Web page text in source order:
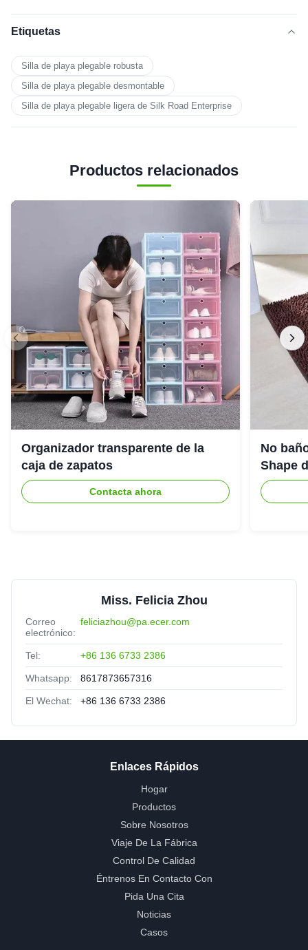
Etiquetas
Silla de playa plegable robusta
Silla de playa plegable desmontable
Silla de playa plegable ligera de Silk Road Enterprise
Productos relacionados
Organizador transparente de la
caja de zapatos
Contacta ahora
No
Shape
Miss. Felicia Zhou
Correo
electrónico:
feliciazhou@pa.ecer.com
Tel: +86 136 6733 2386
Whatsapp: 8617873657316
El Wechat: +86 136 6733 2386
Enlaces Rápidos
Hogar
Productos
Sobre Nosotros
Viaje De La Fábrica
Control De Calidad
Éntrenos En Contacto Con
Pida Una Cita
Noticias
Casos